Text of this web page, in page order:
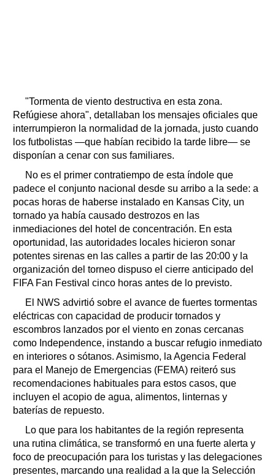
"Tormenta de viento destructiva en esta zona.
Refúgiese ahora", detallaban los mensajes oficiales que
interrumpieron la normalidad de la jornada, justo cuando
los futbolistas —que habían recibido la tarde libre— se
disponían a cenar con sus familiares.
No es el primer contratiempo de esta índole que
padece el conjunto nacional desde su arribo a la sede: a
pocas horas de haberse instalado en Kansas City, un
tornado ya había causado destrozos en las
inmediaciones del hotel de concentración. En esta
oportunidad, las autoridades locales hicieron sonar
potentes sirenas en las calles a partir de las 20:00 y la
organización del torneo dispuso el cierre anticipado del
FIFA Fan Festival cinco horas antes de lo previsto.
El NWS advirtió sobre el avance de fuertes tormentas
eléctricas con capacidad de producir tornados y
escombros lanzados por el viento en zonas cercanas
como Independence, instando a buscar refugio inmediato
en interiores o sótanos. Asimismo, la Agencia Federal
para el Manejo de Emergencias (FEMA) reiteró sus
recomendaciones habituales para estos casos, que
incluyen el acopio de agua, alimentos, linternas y
baterías de repuesto.
Lo que para los habitantes de la región representa
una rutina climática, se transformó en una fuerte alerta y
foco de preocupación para los turistas y las delegaciones
presentes, marcando una realidad a la que la Selección